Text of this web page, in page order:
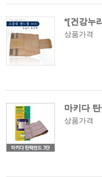
*[건강누
상품가격
마키다
상품가격